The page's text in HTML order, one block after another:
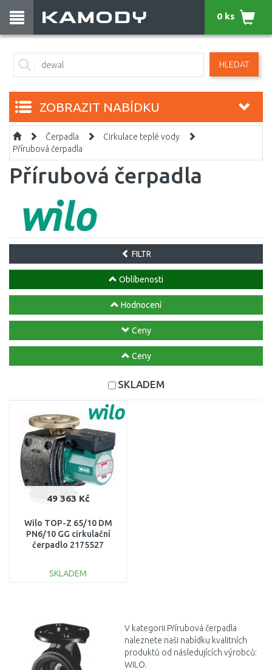
HLEDAT
0 ks
ZOBRAZIT NABÍDKU
Čerpadla
Cirkulace teplé vody
Přírubová čerpadla
Přírubová čerpadla
FILTR
Oblíbenosti
Hodnocení
Ceny
Ceny
SKLADEM
49 363 Kč
Wilo TOP-Z 65/10 DM
PN6/10 GG cirkulační
čerpadlo 2175527
SKLADEM
Porovnat
V kategorii Přírubová čerpadla
naleznete naši nabídku kvalitních
produktů od následujících výrobců:
WILO.